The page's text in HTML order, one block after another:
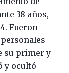
38 años,
Fueron
su primer y
y ocultó